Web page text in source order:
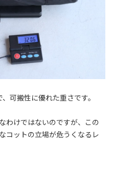
可搬性に優れた重さです。
わけではないのですが、この
コットの立場が危うくなるレ